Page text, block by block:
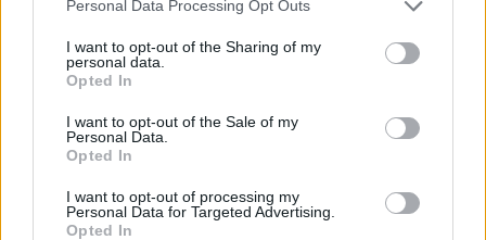
not limited to your visit or usage behaviour. You may click to
grant or deny consent to Google and its third-party tags to
use your data for below specified purposes in below Google
consent section.
Personal Data Processing Opt Outs
I want to opt-out of the Sharing of my
personal data.
Opted In
I want to opt-out of the Sale of my
Personal Data.
Opted In
I want to opt-out of processing my
Personal Data for Targeted Advertising.
Opted In
similares saben que la preparación
no solo implica seguir las
recomendaciones de las
autoridades, sino también entender
los riesgos específicos de cada
región. Las comunidades deben
unirse para establecer protocolos
de evacuación y contar con